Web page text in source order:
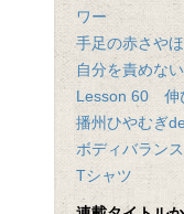
ワー
手足の赤さや
自分を責めない
Lesson 60 伸
播州ひやむぎ
ボディバラン
Tシャツ